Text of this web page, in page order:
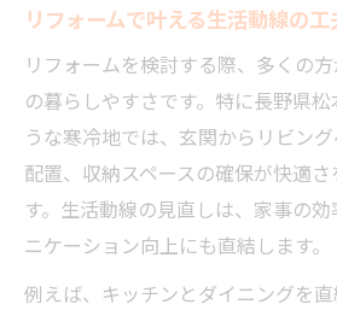
リフォームで叶える生活動線の
リフォームを検討する際、多くの
の暮らしやすさです。特に長野県
うな寒冷地では、玄関からリビン
配置、収納スペースの確保が快適
す。生活動線の見直しは、家事の
ニケーション向上にも直結します。
例えば、キッチンとダイニングを